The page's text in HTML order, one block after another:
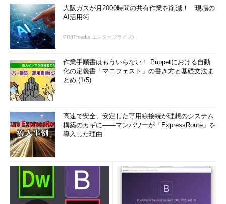
大阪ガスが月2000時間の共有作業を削減！ 現場の
AI活用術
PR(ITmedia エンタープライズ)
作業手順書はもういらない！ Puppetにおける自動
化の定義書「マニフェスト」の書き方と基礎文法ま
とめ (1/5)
高速で安全、安定した専用線接続が理想のシステム
構築のカギに――マンパワーが「ExpressRoute」を
導入した理由